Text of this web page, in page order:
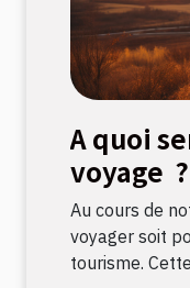
A quoi
voyage ?
Au cours de
voyager soit
tourisme.